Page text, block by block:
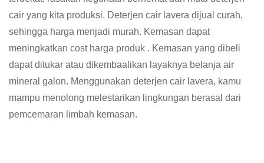
cair yang kita produksi. Deterjen cair lavera dijual curah,
sehingga harga menjadi murah. Kemasan dapat
meningkatkan cost harga produk . Kemasan yang dibeli
dapat ditukar atau dikembaalikan layaknya belanja air
mineral galon. Menggunakan deterjen cair lavera, kamu
mampu menolong melestarikan lingkungan berasal dari
pemcemaran limbah kemasan.